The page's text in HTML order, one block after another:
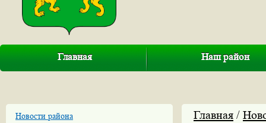
Главная Наш район
Новости района
Главная /